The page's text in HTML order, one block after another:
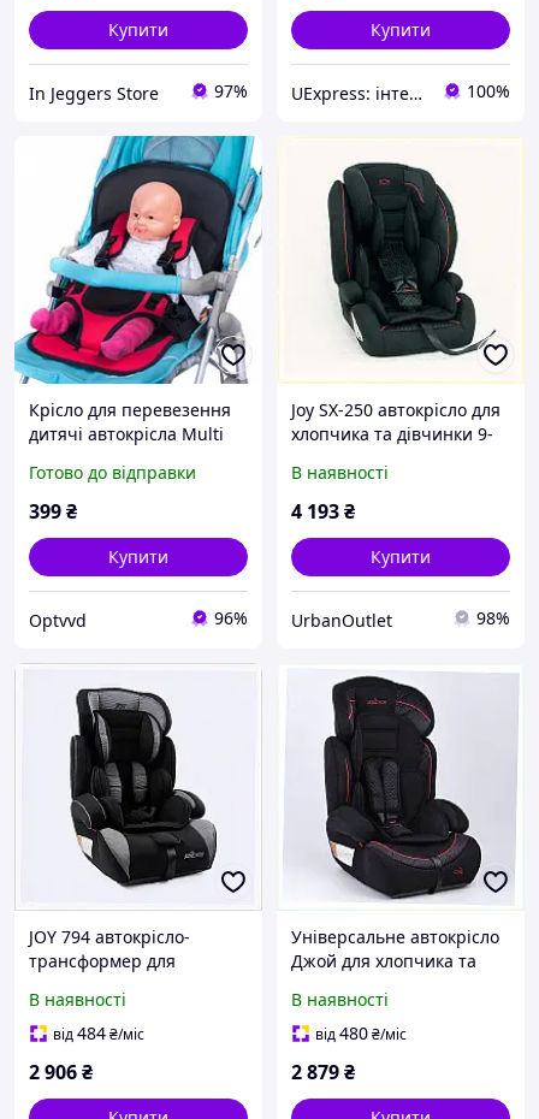
Купити
In Jeggers Store 97%
Купити
UExpress: інтернет-магазин 100%
Крісло для перевезення
дитячі автокрісла Multi
Авто1 KW-176 3-7 років
Готово до відправки
399₴
Купити
Optvvd 96%
Joy SX-250 автокрісло для
хлопчика та дівчинки 9-
В наявності
4 193₴
Купити
UrbanOutlet 98%
JOY 794 автокрісло-
трансформер для
8951C4C94
В наявності
від484₴/міс
2 906₴
Універсальне автокрісло
Джой для хлопчика та
8T9514A9M2
В наявності
від480₴/міс
2 879₴